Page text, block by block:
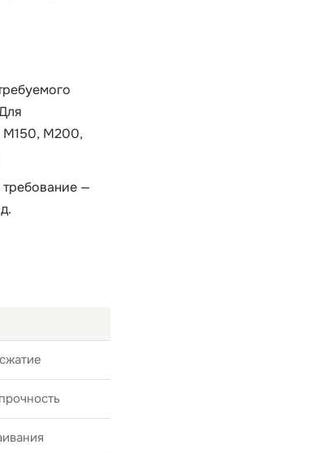
М150, М200,
требование —